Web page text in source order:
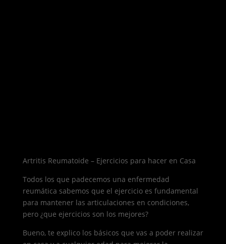
Artritis Reumatoide – Ejercicios para hacer en Casa
Todos los que padecemos una enfermedad
reumática sabemos que el ejercicio es fundamental
para mantener las articulaciones en condiciones,
pero ¿que ejercicios son los mejores?
Bueno, te explico los básicos que vas a poder realizar